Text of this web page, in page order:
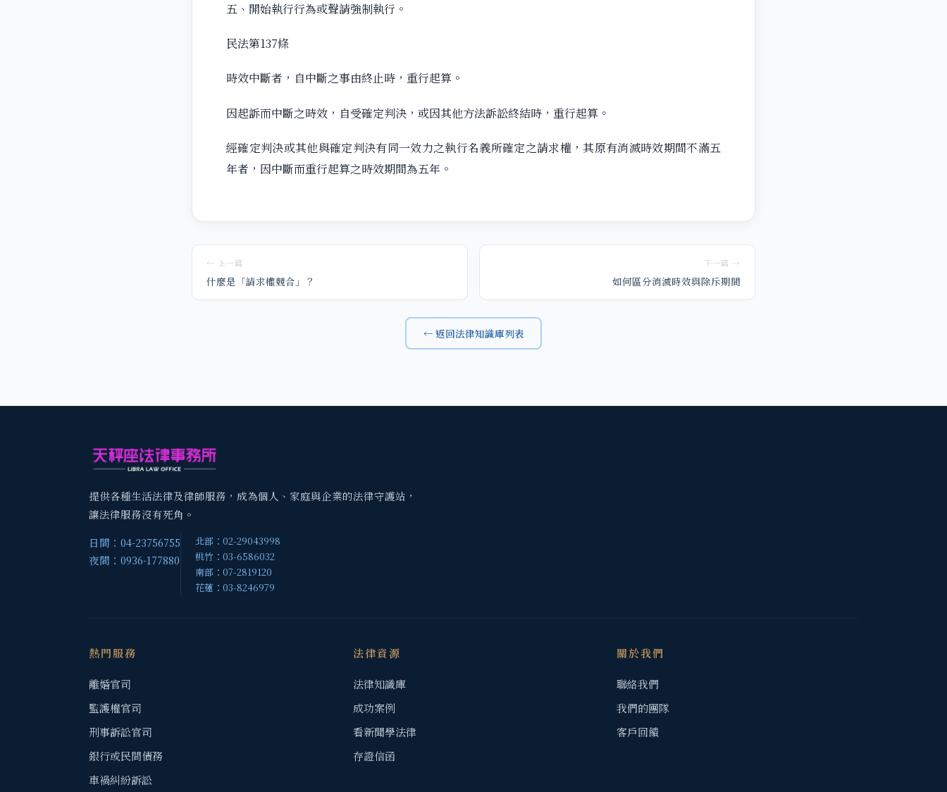
五、開始執行行為或聲請強制執行。
民法第137條
時效中斷者，自中斷之事由終止時，重行起算。
因起訴而中斷之時效，自受確定判決，或因其他方法訴訟終結時，重行起算。
經確定判決或其他與確定判決有同一效力之執行名義所確定之請求權，其原有消滅時效期間不滿五
年者，因中斷而重行起算之時效期間為五年。
← 上一篇
什麼是「請求權競合」？
下一篇 →
如何區分消滅時效與除斥期間
← 返回法律知識庫列表
提供各種生活法律及律師服務，成為個人、家庭與企業的法律守護站，
讓法律服務沒有死角。
日間：04-23756755
夜間：0936-177880
北部：02-29043998
桃竹：03-6586032
南部：07-2819120
花蓮：03-8246979
熱門服務
離婚官司
監護權官司
刑事訴訟官司
銀行或民間債務
車禍糾紛訴訟
法律資源
法律知識庫
成功案例
看新聞學法律
存證信函
關於我們
聯絡我們
我們的團隊
客戶回饋